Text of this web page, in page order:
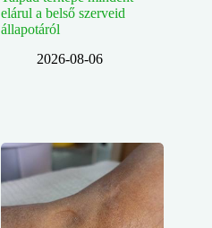
elárul a belső szerveid
állapotáról
2026-08-06